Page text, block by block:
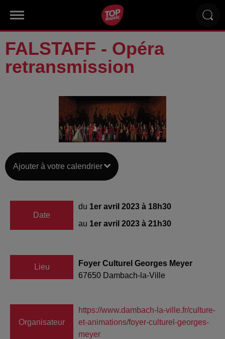
FALSTAFF - Opéra
retransmission
Ajouter à votre calendrier
Date
du 1er avril 2023 à 18h30
au 1er avril 2023 à 21h30
Lieu
Foyer Culturel Georges Meyer
67650 Dambach-la-Ville
Organisateur
https://www.dambach-la-ville.fr/culture-
et-animations/foyer-culturel-georges-
meyer